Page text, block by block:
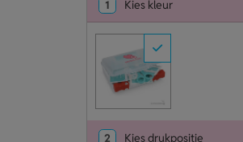
1 Kies kleur
2 Kies drukpositie